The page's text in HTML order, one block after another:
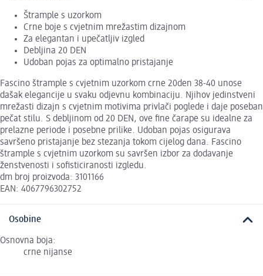
Štrample s uzorkom
Crne boje s cvjetnim mrežastim dizajnom
Za elegantan i upečatljiv izgled
Debljina 20 DEN
Udoban pojas za optimalno pristajanje
Fascino štrample s cvjetnim uzorkom crne 20den 38-40 unose
dašak elegancije u svaku odjevnu kombinaciju. Njihov jedinstveni
mrežasti dizajn s cvjetnim motivima privlači poglede i daje poseban
pečat stilu. S debljinom od 20 DEN, ove fine čarape su idealne za
prelazne periode i posebne prilike. Udoban pojas osigurava
savršeno pristajanje bez stezanja tokom cijelog dana. Fascino
štrample s cvjetnim uzorkom su savršen izbor za dodavanje
ženstvenosti i sofisticiranosti izgledu.
dm broj proizvoda: 3101166
EAN: 4067796302752
Osobine
Osnovna boja:
crne nijanse